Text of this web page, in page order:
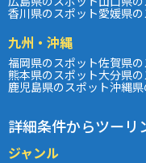
香川県のスポット愛媛県
九州・沖縄
福岡県のスポット佐賀県
熊本県のスポット大分県
鹿児島県のスポット沖縄
詳細条件からツーリ
ジャンル